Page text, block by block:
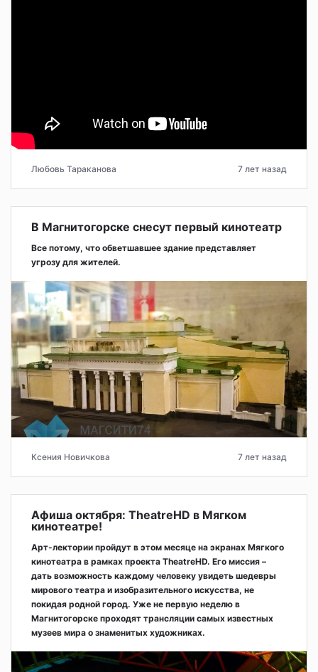
Любовь Тараканова 7 лет назад
В Магнитогорске снесут первый кинотеатр
Все потому, что обветшавшее здание представляет
угрозу для жителей.
Ксения Новичкова 7 лет назад
Афиша октября: TheatreHD в Мягком
кинотеатре!
Арт-лектории пройдут в этом месяце на экранах Мягкого
кинотеатра в рамках проекта TheatreHD. Его миссия –
дать возможность каждому человеку увидеть шедевры
мирового театра и изобразительного искусства, не
покидая родной город. Уже не первую неделю в
Магнитогорске проходят трансляции самых известных
музеев мира о знаменитых художниках.